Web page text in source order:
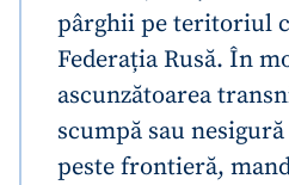
pârghii pe teritoriul
Federația Rusă. În
ascunzătoarea
scumpă sau
peste frontieră,
CONTACT SURSĂ
Sursă anonimă
Nume + Numele meu